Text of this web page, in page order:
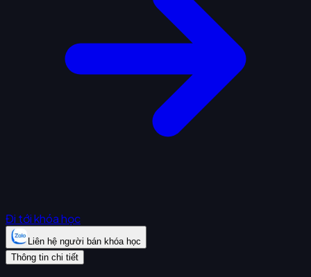
Đi tới khóa học
Liên hệ người bán khóa học
Thông tin chi tiết